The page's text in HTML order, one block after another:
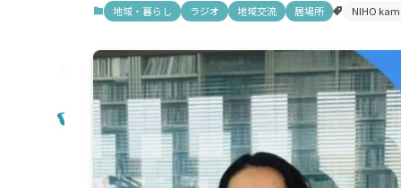
地域・暮らし ラジオ 地域交流 居場所 NIHO